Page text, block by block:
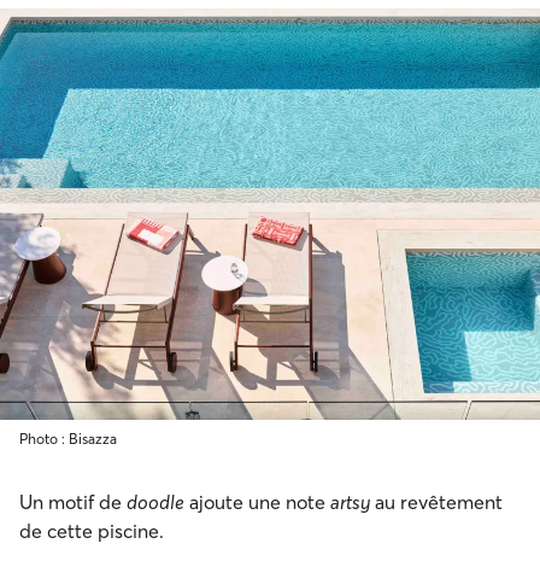
Photo : Bisazza
Un motif de doodle ajoute une note artsy au revêtement
de cette piscine.